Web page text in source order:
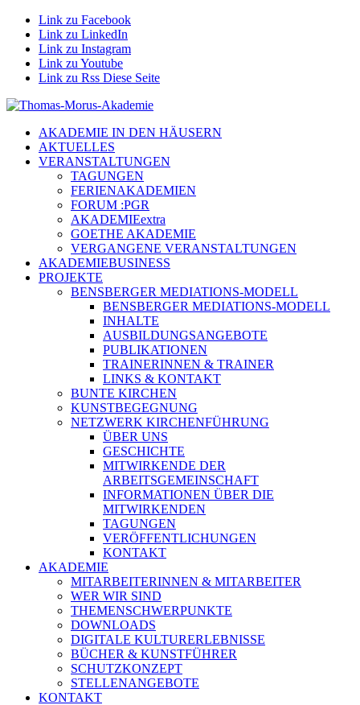
Link zu Facebook
Link zu LinkedIn
Link zu Instagram
Link zu Youtube
Link zu Rss Diese Seite
AKADEMIE IN DEN HÄUSERN
AKTUELLES
VERANSTALTUNGEN
TAGUNGEN
FERIENAKADEMIEN
FORUM :PGR
AKADEMIEextra
GOETHE AKADEMIE
VERGANGENE VERANSTALTUNGEN
AKADEMIEBUSINESS
PROJEKTE
BENSBERGER MEDIATIONS-MODELL
BENSBERGER MEDIATIONS-MODELL
INHALTE
AUSBILDUNGSANGEBOTE
PUBLIKATIONEN
TRAINERINNEN & TRAINER
LINKS & KONTAKT
BUNTE KIRCHEN
KUNSTBEGEGNUNG
NETZWERK KIRCHENFÜHRUNG
ÜBER UNS
GESCHICHTE
MITWIRKENDE DER
ARBEITSGEMEINSCHAFT
INFORMATIONEN ÜBER DIE
MITWIRKENDEN
TAGUNGEN
VERÖFFENTLICHUNGEN
KONTAKT
AKADEMIE
MITARBEITERINNEN & MITARBEITER
WER WIR SIND
THEMENSCHWERPUNKTE
DOWNLOADS
DIGITALE KULTURERLEBNISSE
BÜCHER & KUNSTFÜHRER
SCHUTZKONZEPT
STELLENANGEBOTE
KONTAKT